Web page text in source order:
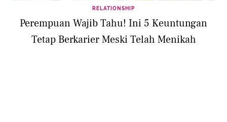
RELATIONSHIP
Perempuan Wajib Tahu! Ini 5 Keuntungan
Tetap Berkarier Meski Telah Menikah